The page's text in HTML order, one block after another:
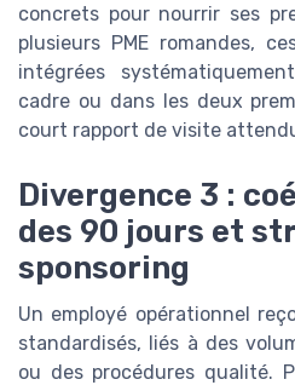
concrets pour nourrir ses
plusieurs PME romandes,
intégrées
cadre ou dans les deux
court rapport de visite
Divergence 3 :
des 90 jours et
sponsoring
Un employé opérationnel
standardisés, liés à des
ou des procédures qualité.